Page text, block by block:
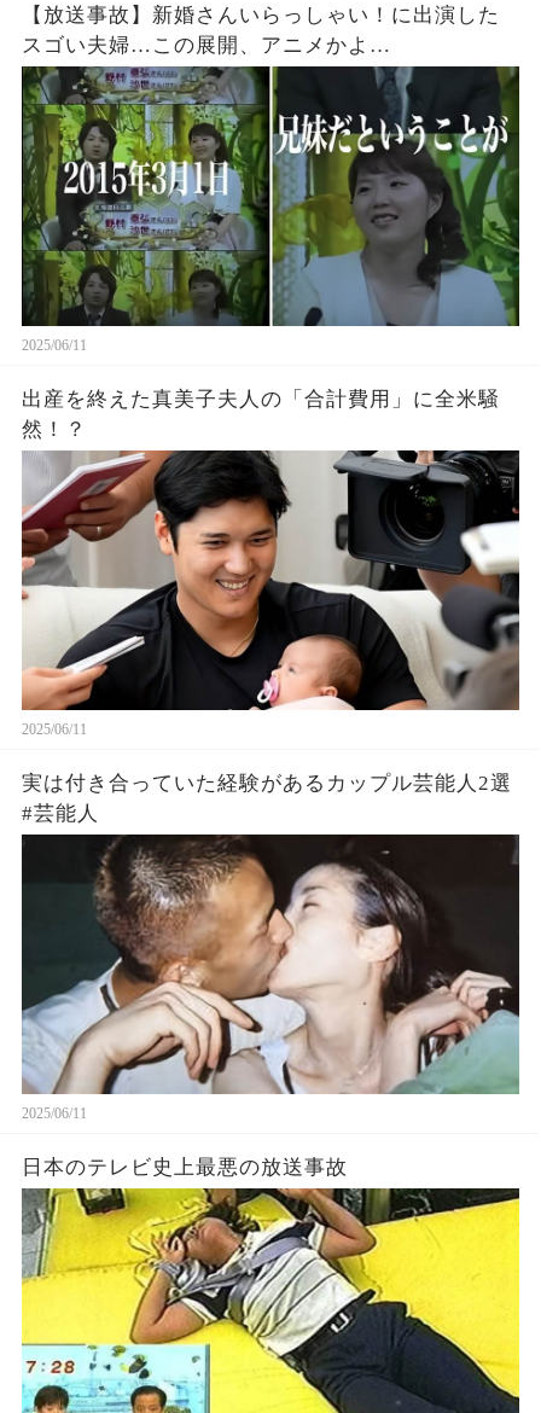
【放送事故】新婚さんいらっしゃい！に出演した
スゴい夫婦…この展開、アニメかよ…
2025/06/11
出産を終えた真美子夫人の「合計費用」に全米騒
然！？
2025/06/11
実は付き合っていた経験があるカップル芸能人2選
#芸能人
2025/06/11
日本のテレビ史上最悪の放送事故